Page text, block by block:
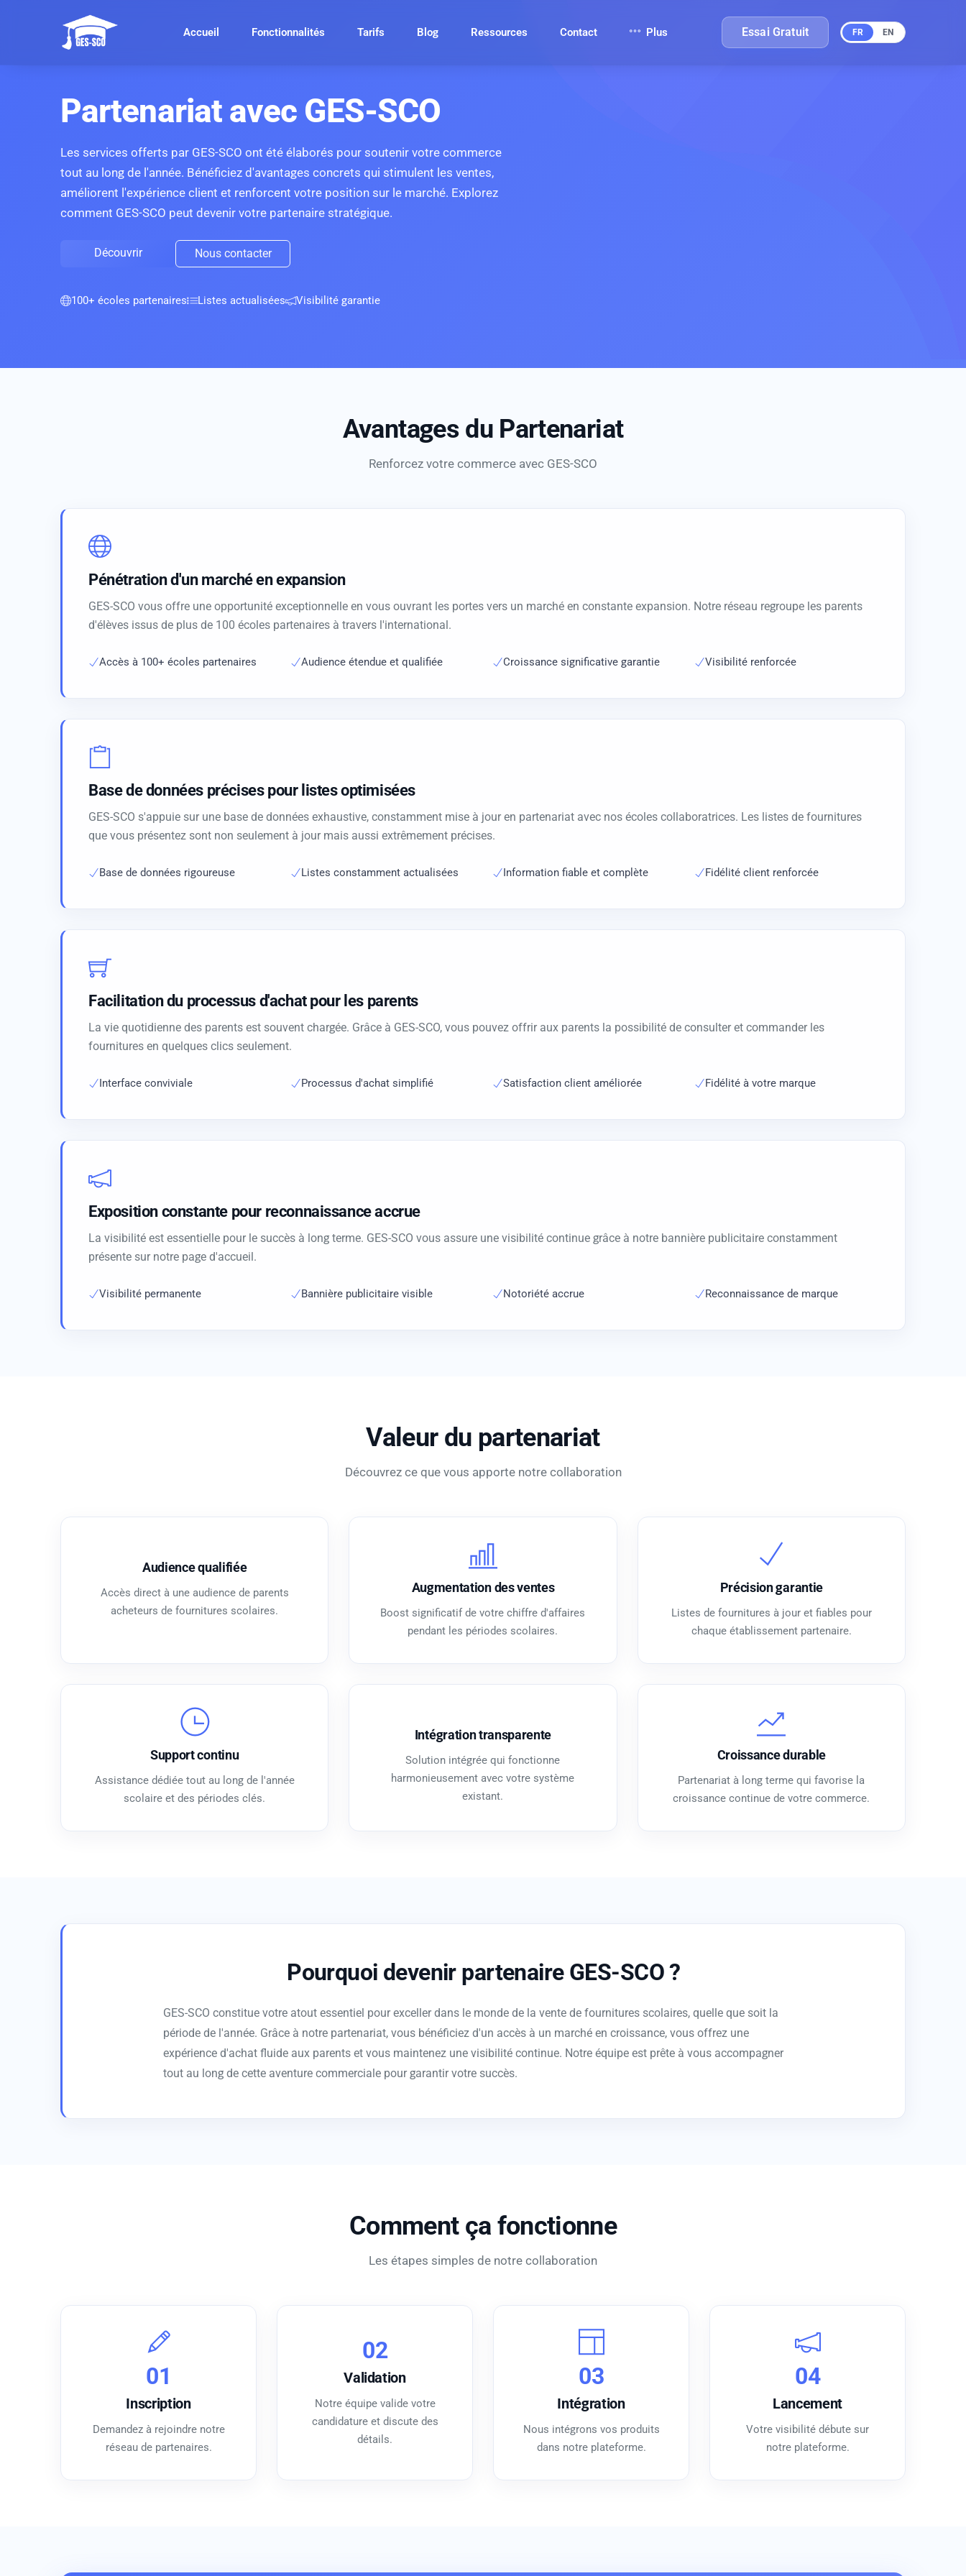
Accueil Fonctionnalités Tarifs Blog Ressources Contact Plus Essai Gratuit FR EN
Partenariat avec GES-SCO
Les services offerts par GES-SCO ont été élaborés pour soutenir votre commerce
tout au long de l'année. Bénéficiez d'avantages concrets qui stimulent les ventes,
améliorent l'expérience client et renforcent votre position sur le marché. Explorez
comment GES-SCO peut devenir votre partenaire stratégique.
Découvrir Nous contacter
100+ écoles partenaires Listes actualisées Visibilité garantie
Avantages du Partenariat
Renforcez votre commerce avec GES-SCO
Pénétration d'un marché en expansion
GES-SCO vous offre une opportunité exceptionnelle en vous ouvrant les portes vers un marché en constante expansion. Notre réseau regroupe les parents
d'élèves issus de plus de 100 écoles partenaires à travers l'international.
Accès à 100+ écoles partenaires Audience étendue et qualifiée Croissance significative garantie Visibilité renforcée
Base de données précises pour listes optimisées
GES-SCO s'appuie sur une base de données exhaustive, constamment mise à jour en partenariat avec nos écoles collaboratrices. Les listes de fournitures
que vous présentez sont non seulement à jour mais aussi extrêmement précises.
Base de données rigoureuse Listes constamment actualisées Information fiable et complète Fidélité client renforcée
Facilitation du processus d'achat pour les parents
La vie quotidienne des parents est souvent chargée. Grâce à GES-SCO, vous pouvez offrir aux parents la possibilité de consulter et commander les
fournitures en quelques clics seulement.
Interface conviviale Processus d'achat simplifié Satisfaction client améliorée Fidélité à votre marque
Exposition constante pour reconnaissance accrue
La visibilité est essentielle pour le succès à long terme. GES-SCO vous assure une visibilité continue grâce à notre bannière publicitaire constamment
présente sur notre page d'accueil.
Visibilité permanente Bannière publicitaire visible Notoriété accrue Reconnaissance de marque
Valeur du partenariat
Découvrez ce que vous apporte notre collaboration
Audience qualifiée
Accès direct à une audience de parents
acheteurs de fournitures scolaires.
Augmentation des ventes
Boost significatif de votre chiffre d'affaires
pendant les périodes scolaires.
Précision garantie
Listes de fournitures à jour et fiables pour
chaque établissement partenaire.
Support continu
Assistance dédiée tout au long de l'année
scolaire et des périodes clés.
Intégration transparente
Solution intégrée qui fonctionne
harmonieusement avec votre système
existant.
Croissance durable
Partenariat à long terme qui favorise la
croissance continue de votre commerce.
Pourquoi devenir partenaire GES-SCO ?
GES-SCO constitue votre atout essentiel pour exceller dans le monde de la vente de fournitures scolaires, quelle que soit la
période de l'année. Grâce à notre partenariat, vous bénéficiez d'un accès à un marché en croissance, vous offrez une
expérience d'achat fluide aux parents et vous maintenez une visibilité continue. Notre équipe est prête à vous accompagner
tout au long de cette aventure commerciale pour garantir votre succès.
Comment ça fonctionne
Les étapes simples de notre collaboration
01
Inscription
Demandez à rejoindre notre
réseau de partenaires.
02
Validation
Notre équipe valide votre
candidature et discute des
détails.
03
Intégration
Nous intégrons vos produits
dans notre plateforme.
04
Lancement
Votre visibilité débute sur
notre plateforme.